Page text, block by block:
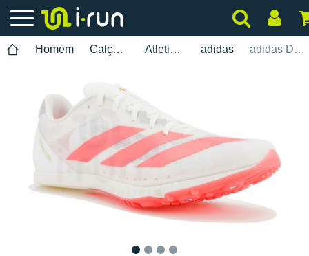
Homem Calçados Atletismo adidas adidas Distancestar